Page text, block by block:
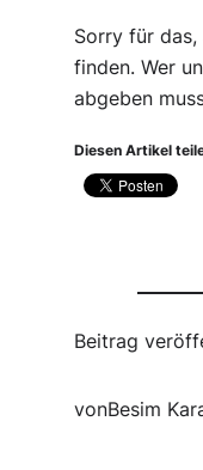
Sorry für das,
finden. Wer
abgeben
Diesen Artikel
Beitrag
vonBesim